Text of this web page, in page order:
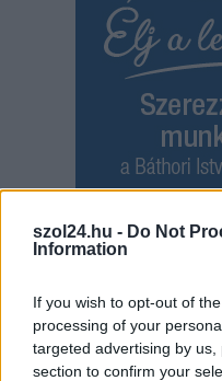
szol24.hu - Do Not
Information
If you wish to opt-out of
processing of your
targeted advertising by
section to confirm your
Adja meg keresztnevét:
meg e-mail címét:
Megismertem és